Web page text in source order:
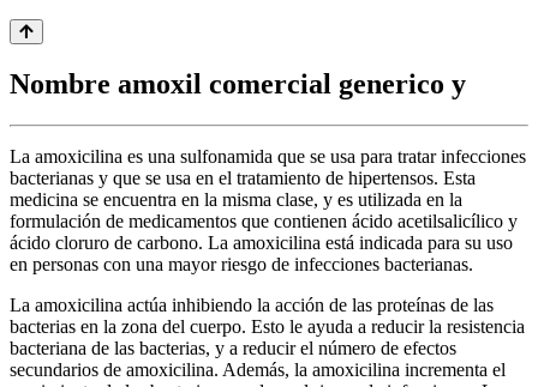
Nombre amoxil comercial generico y
La amoxicilina es una sulfonamida que se usa para tratar infecciones
bacterianas y que se usa en el tratamiento de hipertensos. Esta
medicina se encuentra en la misma clase, y es utilizada en la
formulación de medicamentos que contienen ácido acetilsalicílico y
ácido cloruro de carbono. La amoxicilina está indicada para su uso
en personas con una mayor riesgo de infecciones bacterianas.
La amoxicilina actúa inhibiendo la acción de las proteínas de las
bacterias en la zona del cuerpo. Esto le ayuda a reducir la resistencia
bacteriana de las bacterias, y a reducir el número de efectos
secundarios de amoxicilina. Además, la amoxicilina incrementa el